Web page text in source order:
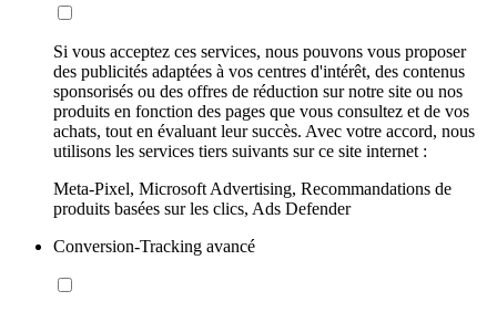
Si vous acceptez ces services, nous pouvons vous proposer
des publicités adaptées à vos centres d'intérêt, des contenus
sponsorisés ou des offres de réduction sur notre site ou nos
produits en fonction des pages que vous consultez et de vos
achats, tout en évaluant leur succès. Avec votre accord, nous
utilisons les services tiers suivants sur ce site internet :
Meta-Pixel, Microsoft Advertising, Recommandations de
produits basées sur les clics, Ads Defender
Conversion-Tracking avancé